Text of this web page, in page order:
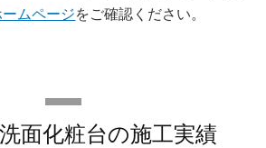
ームページをご確認ください。
面化粧台の施工実績